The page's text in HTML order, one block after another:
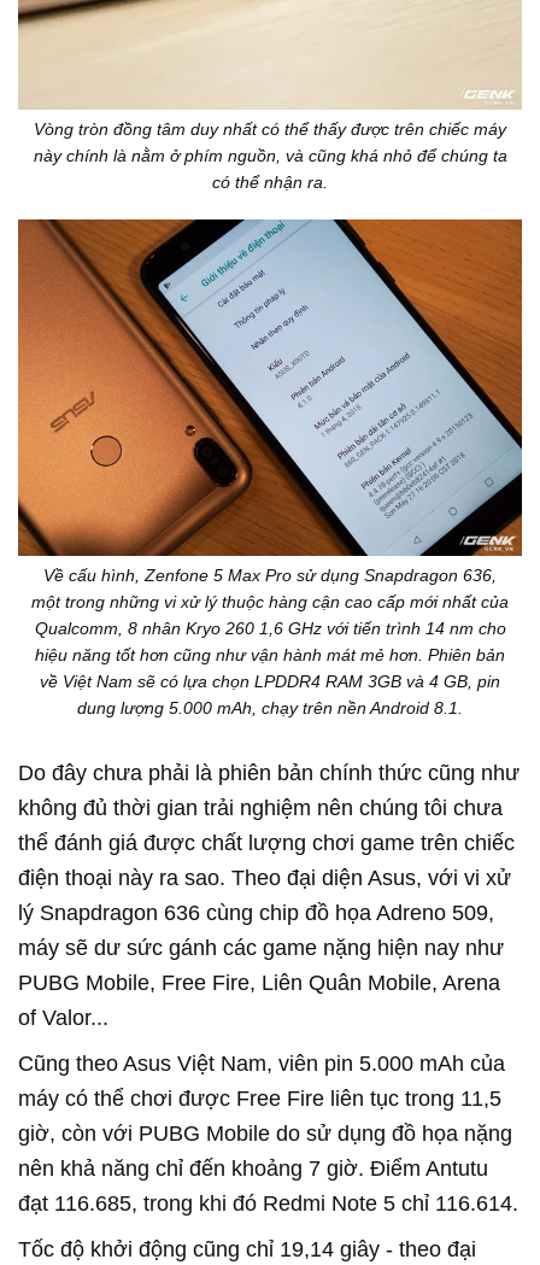
Vòng tròn đồng tâm duy nhất có thể thấy được trên chiếc máy
này chính là nằm ở phím nguồn, và cũng khá nhỏ để chúng ta
có thể nhận ra.
Về cấu hình, Zenfone 5 Max Pro sử dụng Snapdragon 636,
một trong những vi xử lý thuộc hàng cận cao cấp mới nhất của
Qualcomm, 8 nhân Kryo 260 1,6 GHz với tiến trình 14 nm cho
hiệu năng tốt hơn cũng như vận hành mát mẻ hơn. Phiên bản
về Việt Nam sẽ có lựa chọn LPDDR4 RAM 3GB và 4 GB, pin
dung lượng 5.000 mAh, chạy trên nền Android 8.1.
Do đây chưa phải là phiên bản chính thức cũng như
không đủ thời gian trải nghiệm nên chúng tôi chưa
thể đánh giá được chất lượng chơi game trên chiếc
điện thoại này ra sao. Theo đại diện Asus, với vi xử
lý Snapdragon 636 cùng chip đồ họa Adreno 509,
máy sẽ dư sức gánh các game nặng hiện nay như
PUBG Mobile, Free Fire, Liên Quân Mobile, Arena
of Valor...
Cũng theo Asus Việt Nam, viên pin 5.000 mAh của
máy có thể chơi được Free Fire liên tục trong 11,5
giờ, còn với PUBG Mobile do sử dụng đồ họa nặng
nên khả năng chỉ đến khoảng 7 giờ. Điểm Antutu
đạt 116.685, trong khi đó Redmi Note 5 chỉ 116.614.
Tốc độ khởi động cũng chỉ 19,14 giây - theo đại